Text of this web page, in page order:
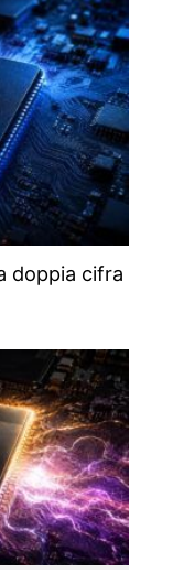
doppia cifra